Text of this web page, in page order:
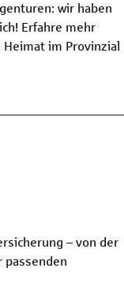
wir haben
Erfahre mehr
im Provinzial
– von der
passenden